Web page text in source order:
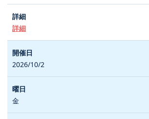
詳細
2026/10/2
金